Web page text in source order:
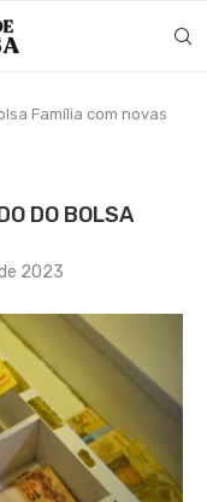
Família com novas
DO BOLSA
2023